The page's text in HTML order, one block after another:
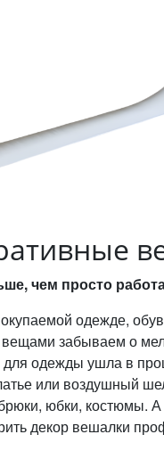
чем просто
одежде,
забываем о
для одежды ушла в
или
юбки, костюмы.
декор вешалки